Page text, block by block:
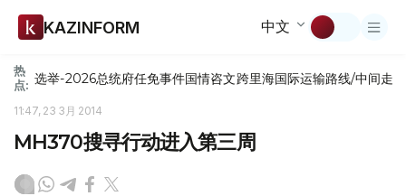
KAZINFORM 中文
热
点: 选举-2026总统府任免事件国情咨文跨里海国际运输路线/中间走廊
11:47, 23 3月 2014
MH370搜寻行动进入第三周